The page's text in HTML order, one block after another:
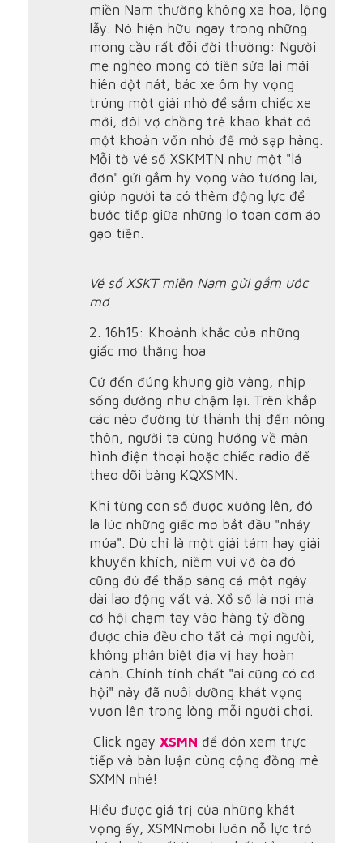
miền Nam thường không xa hoa, lộng
lẫy. Nó hiện hữu ngay trong những
mong cầu rất đỗi đời thường: Người
mẹ nghèo mong có tiền sửa lại mái
hiên dột nát, bác xe ôm hy vọng
trúng một giải nhỏ để sắm chiếc xe
mới, đôi vợ chồng trẻ khao khát có
một khoản vốn nhỏ để mở sạp hàng.
Mỗi tờ vé số XSKMTN như một "lá
đơn" gửi gắm hy vọng vào tương lai,
giúp người ta có thêm động lực để
bước tiếp giữa những lo toan cơm áo
gạo tiền.
Vé số XSKT miền Nam gửi gắm ước
mơ
2. 16h15: Khoảnh khắc của những
giấc mơ thăng hoa
Cứ đến đúng khung giờ vàng, nhịp
sống dường như chậm lại. Trên khắp
các nẻo đường từ thành thị đến nông
thôn, người ta cùng hướng về màn
hình điện thoại hoặc chiếc radio để
theo dõi bảng KQXSMN.
Khi từng con số được xướng lên, đó
là lúc những giấc mơ bắt đầu "nhảy
múa". Dù chỉ là một giải tám hay giải
khuyến khích, niềm vui vỡ òa đó
cũng đủ để thắp sáng cả một ngày
dài lao động vất vả. Xổ số là nơi mà
cơ hội chạm tay vào hàng tỷ đồng
được chia đều cho tất cả mọi người,
không phân biệt địa vị hay hoàn
cảnh. Chính tính chất "ai cũng có cơ
hội" này đã nuôi dưỡng khát vọng
vươn lên trong lòng mỗi người chơi.
Click ngay XSMN để đón xem trực
tiếp và bàn luận cùng cộng đồng mê
SXMN nhé!
Hiểu được giá trị của những khát
vọng ấy, XSMNmobi luôn nỗ lực trở